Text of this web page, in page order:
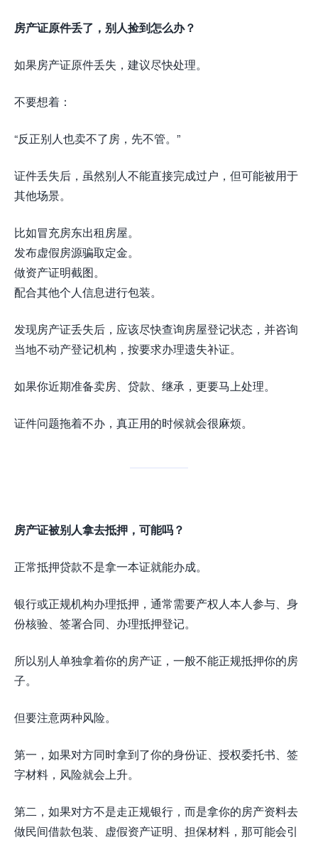
房产证原件丢了，别人捡到怎么办？
如果房产证原件丢失，建议尽快处理。
不要想着：
“反正别人也卖不了房，先不管。”
证件丢失后，虽然别人不能直接完成过户，但可能被用于
其他场景。
比如冒充房东出租房屋。
发布虚假房源骗取定金。
做资产证明截图。
配合其他个人信息进行包装。
发现房产证丢失后，应该尽快查询房屋登记状态，并咨询
当地不动产登记机构，按要求办理遗失补证。
如果你近期准备卖房、贷款、继承，更要马上处理。
证件问题拖着不办，真正用的时候就会很麻烦。
房产证被别人拿去抵押，可能吗？
正常抵押贷款不是拿一本证就能办成。
银行或正规机构办理抵押，通常需要产权人本人参与、身
份核验、签署合同、办理抵押登记。
所以别人单独拿着你的房产证，一般不能正规抵押你的房
子。
但要注意两种风险。
第一，如果对方同时拿到了你的身份证、授权委托书、签
字材料，风险就会上升。
第二，如果对方不是走正规银行，而是拿你的房产资料去
做民间借款包装、虚假资产证明、担保材料，那可能会引